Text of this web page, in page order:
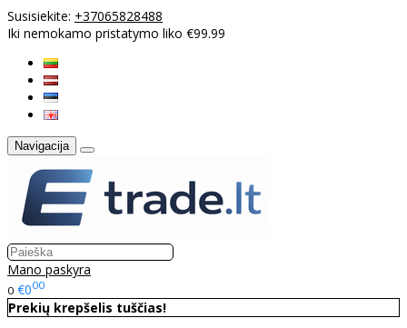
Susisiekite: +37065828488
Iki nemokamo pristatymo liko €99.99
Navigacija
Mano paskyra
0 €000
Prekių krepšelis tuščias!